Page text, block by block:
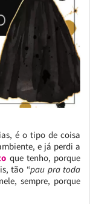
é o tipo de coisa
e já perdi a
que tenho, porque
tão “pau pra toda
sempre, porque